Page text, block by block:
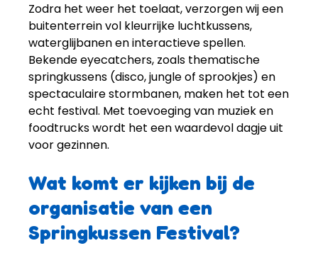
Zodra het weer het toelaat, verzorgen wij een
buitenterrein vol kleurrijke luchtkussens,
waterglijbanen en interactieve spellen.
Bekende eyecatchers, zoals thematische
springkussens (disco, jungle of sprookjes) en
spectaculaire stormbanen, maken het tot een
echt festival. Met toevoeging van muziek en
foodtrucks wordt het een waardevol dagje uit
voor gezinnen.
Wat komt er kijken bij de
organisatie van een
Springkussen Festival?